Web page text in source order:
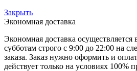
Закрыть
Экономная доставка
Экономная доставка
субботам строго с 9:00 до 22:00 на
заказа. Заказ нужно оформить и
действует только на условиях 100%